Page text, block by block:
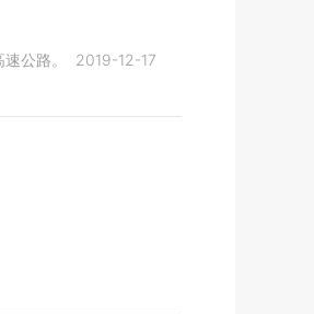
公路。
2019-12-17